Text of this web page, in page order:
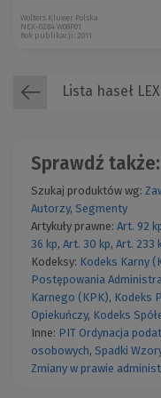
Wolters Kluwer Polska
NEX-0284 W08P01
Rok publikacji: 2011
Lista haseł LEX
Sprawdź także:
Szukaj produktów wg:
Autorzy, Segmenty
Artykuły prawne: Art. 92
36 kp, Art. 30 kp, Art. 233
Kodeksy: Kodeks Karny
Postępowania
Karnego (KPK), Kodeks
Opiekuńczy, Kodeks
Inne: PIT Ordynacja
osobowych, Spadki
Zmiany w prawie